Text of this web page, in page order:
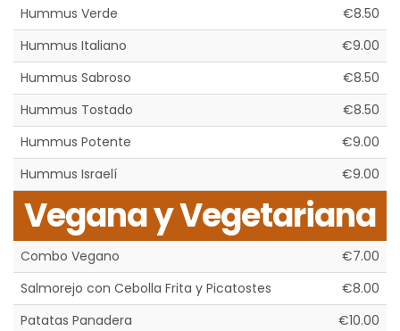
Hummus Verde
€8.50
Hummus Italiano
€9.00
Hummus Sabroso
€8.50
Hummus Tostado
€8.50
Hummus Potente
€9.00
Hummus Israelí
€9.00
Vegana y Vegetariana
Combo Vegano
€7.00
Salmorejo con Cebolla Frita y Picatostes
€8.00
Patatas Panadera
€10.00